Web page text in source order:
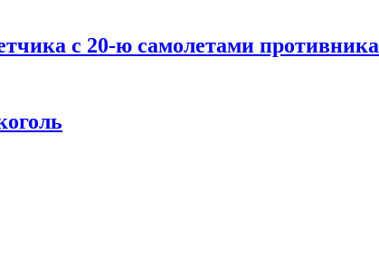
с 20-ю самолетами противника